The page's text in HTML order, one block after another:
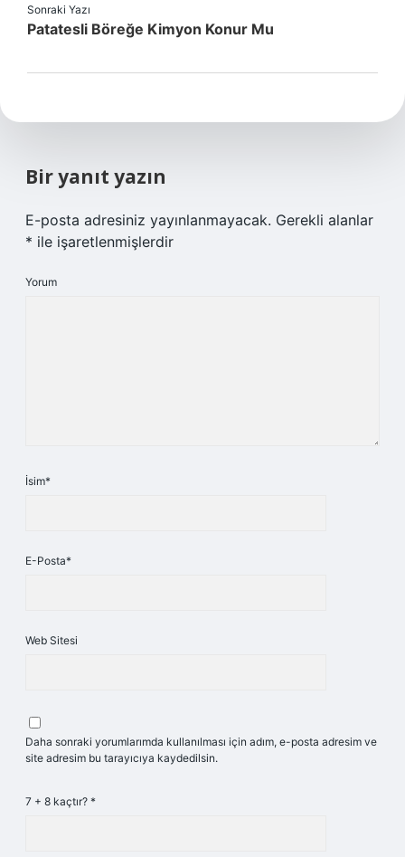
Sonraki Yazı
Patatesli Böreğe Kimyon Konur Mu
Bir yanıt yazın
E-posta adresiniz yayınlanmayacak. Gerekli alanlar
* ile işaretlenmişlerdir
Yorum
İsim*
E-Posta*
Web Sitesi
Daha sonraki yorumlarımda kullanılması için adım, e-posta adresim ve
site adresim bu tarayıcıya kaydedilsin.
7 + 8 kaçtır? *